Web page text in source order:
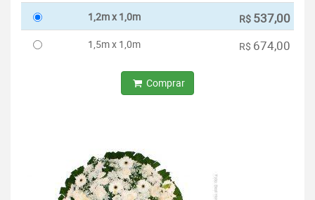
1,2m x 1,0m R$ 537,00
1,5m x 1,0m R$ 674,00
Comprar